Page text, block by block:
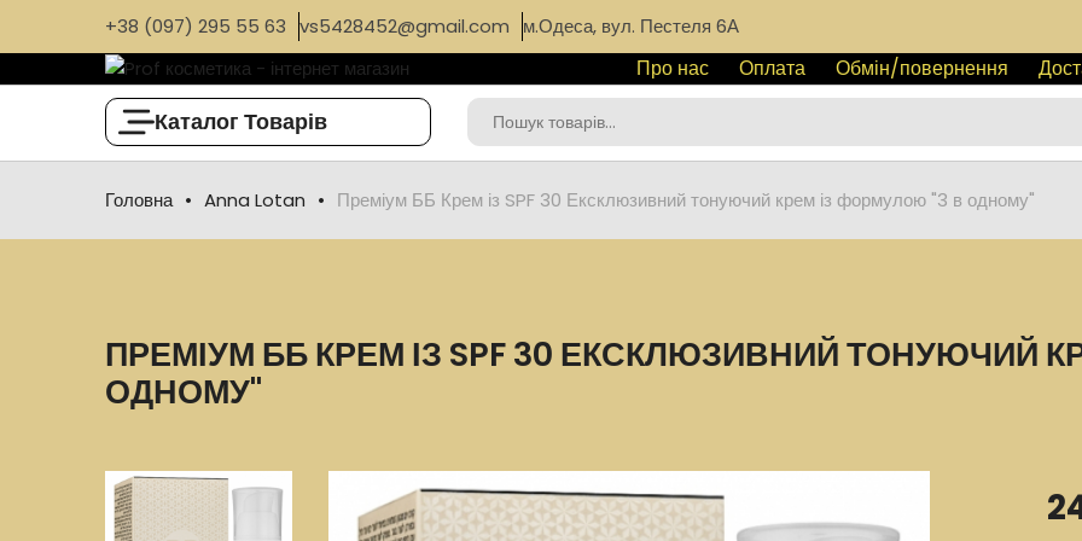
+38 (097) 295 55 63 vs5428452@gmail.com м.Одеса, вул. Пестеля 6А
Про нас Оплата Обмін/повернення
Каталог Товарів
Головна Anna Lotan Преміум ББ Крем із SPF 30 Ексклюзивний тонуючий крем із формулою "3 в одному"
ПРЕМІУМ ББ КРЕМ ІЗ SPF 30 ЕКСКЛЮЗИВНИЙ ТОНУЮЧИЙ
ОДНОМУ"